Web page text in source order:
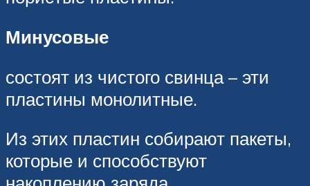
Минусовые
состоят из чистого свинца – эти
пластины монолитные.
Из этих пластин собирают пакеты,
которые и способствуют